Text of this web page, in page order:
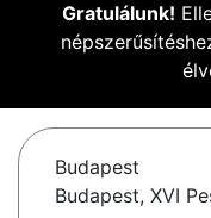
Gratulálunk!
Budapest
Budapest, XVI